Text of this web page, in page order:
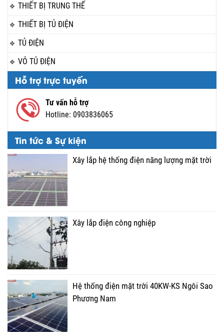
THIẾT BỊ TRUNG THẾ
THIẾT BỊ TỦ ĐIỆN
TỦ ĐIỆN
VỎ TỦ ĐIỆN
Hỗ trợ trực tuyến
Tư vấn hỗ trợ
Hotline: 0903836065
Tin tức & Sự kiện
Xây lắp hệ thống điện năng lượng mặt trời
Xây lắp điện công nghiệp
Hệ thống điện mặt trời 40KW-KS Ngôi Sao
Phương Nam